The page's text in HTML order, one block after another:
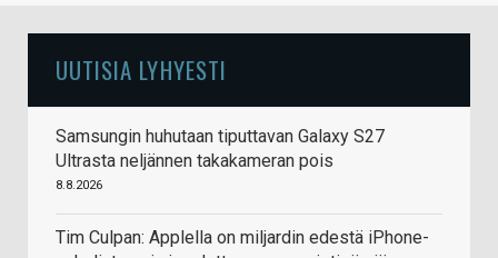
UUTISIA LYHYESTI
Samsungin huhutaan tiputtavan Galaxy S27
Ultrasta neljännen takakameran pois
8.8.2026
Tim Culpan: Applella on miljardin edestä iPhone-